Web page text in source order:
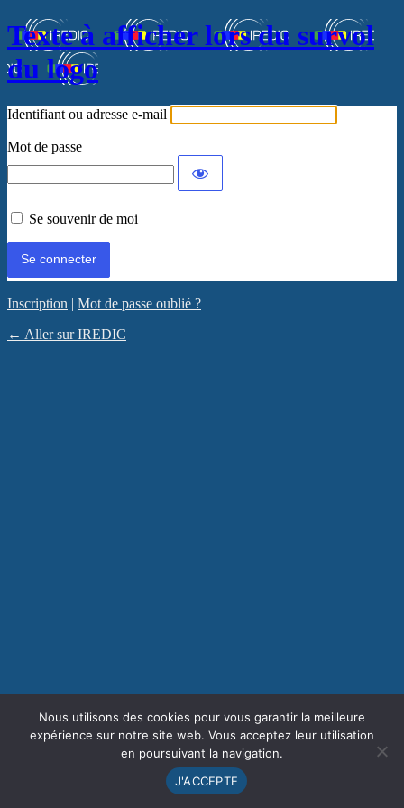
Texte à afficher lors du survol
du logo
Identifiant ou adresse e-mail
Mot de passe
Se souvenir de moi
Inscription | Mot de passe oublié ?
← Aller sur IREDIC
Nous utilisons des cookies pour vous garantir la meilleure
expérience sur notre site web. Vous acceptez leur utilisation
en poursuivant la navigation.
J'ACCEPTE